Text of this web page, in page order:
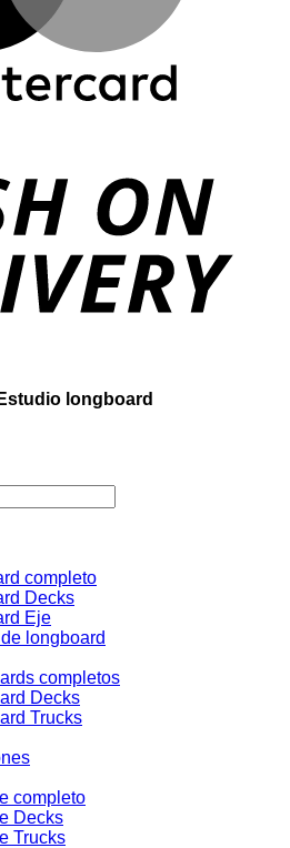
Estudio longboard
completo
Decks
Eje
longboard
completos
Decks
Trucks
completo
Decks
Trucks